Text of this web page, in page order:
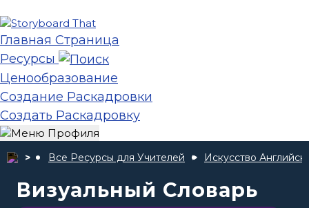
Главная Страница
Ресурсы
Ценообразование
Создание Раскадровки
Создать Раскадровку
Все Ресурсы для Учителей Искусство
Визуальный Словарь